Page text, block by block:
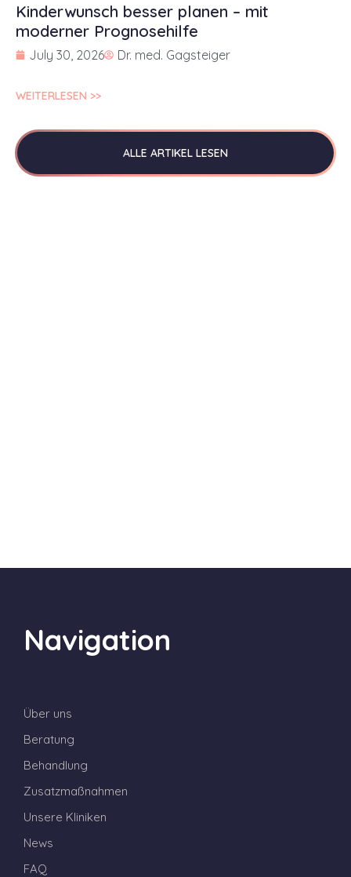
Kinderwunsch besser planen – mit
moderner Prognosehilfe
July 30, 2026 Dr. med. Gagsteiger
WEITERLESEN >>
ALLE ARTIKEL LESEN
Navigation
Über uns
Beratung
Behandlung
Zusatzmaßnahmen
Unsere Kliniken
News
FAQ